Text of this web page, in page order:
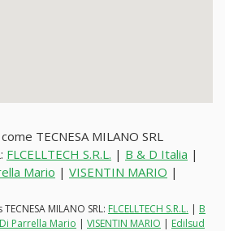
TECNESA MILANO SRL
FLCELLTECH S.R.L. | B & D Italia |
Mario | VISENTIN MARIO |
MILANO SRL: FLCELLTECH S.R.L. | B
Parrella Mario | VISENTIN MARIO | Edilsud